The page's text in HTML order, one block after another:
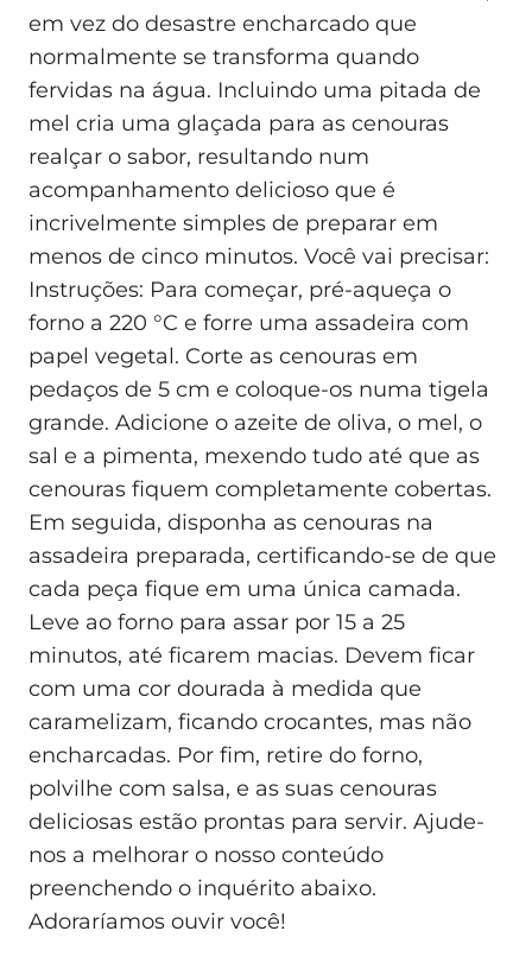
em vez do desastre encharcado que
normalmente se transforma quando
fervidas na água. Incluindo uma pitada de
mel cria uma glaçada para as cenouras
realçar o sabor, resultando num
acompanhamento delicioso que é
incrivelmente simples de preparar em
menos de cinco minutos. Você vai precisar:
Instruções: Para começar, pré-aqueça o
forno a 220 °C e forre uma assadeira com
papel vegetal. Corte as cenouras em
pedaços de 5 cm e coloque-os numa tigela
grande. Adicione o azeite de oliva, o mel, o
sal e a pimenta, mexendo tudo até que as
cenouras fiquem completamente cobertas.
Em seguida, disponha as cenouras na
assadeira preparada, certificando-se de que
cada peça fique em uma única camada.
Leve ao forno para assar por 15 a 25
minutos, até ficarem macias. Devem ficar
com uma cor dourada à medida que
caramelizam, ficando crocantes, mas não
encharcadas. Por fim, retire do forno,
polvilhe com salsa, e as suas cenouras
deliciosas estão prontas para servir. Ajude-
nos a melhorar o nosso conteúdo
preenchendo o inquérito abaixo.
Adoraríamos ouvir você!